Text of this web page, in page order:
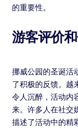
的重要性。
游客评价
挪威公园的圣诞活
了积极的反馈。越
令人沉醉，活动内
来。许多人在社交
描述了活动中的精